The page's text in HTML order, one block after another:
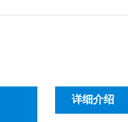
详细介绍